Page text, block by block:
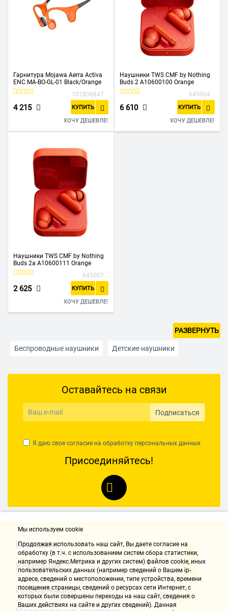
Для компьютера с микрофоном Недорогие
С Bluetooth 3.5 мм
Гарнитура Mojawa Aerra Activa
ENC MA-BO-GL-01 Black/Orange
101806847
4 215 КУПИТЬ
ХОЧУ ДЕШЕВЛЕ!
Наушники TWS CMF by Nothing
Buds 2 A10600100 Orange
645004
6 610 КУПИТЬ
ХОЧУ ДЕШЕВЛЕ!
Наушники TWS CMF by Nothing
Buds 2a A10600111 Orange
645007
2 625 КУПИТЬ
ХОЧУ ДЕШЕВЛЕ!
Беспроводные наушники Детские наушники
Для компьютера с микрофоном Для смартфонов
Наушники для телевизора Накладные наушники
Спортивные с Bluetooth
Белые Голубые Зеленые Желтые Красные
Оранжевые Розового цвета
Черного цвета Наушники 1MORE
Наушники Accesstyle Наушники A4Tech
Наушники Apple Наушники BQ Наушники Crown
РАЗВЕРНУТЬ
Оставайтесь на связи
Подписаться
Я даю свое согласие на обработку персональных данных
Присоединяйтесь!
Контакты
Компания
Информация
Мы используем cookie
Продолжая использовать наш cайт, Вы даете согласие на
обработку (в т.ч. с использованием систем сбора статистики,
например Яндекс.Метрика и других систем) файлов cookie, иных
пользовательских данных (например сведений о Вашем ip-
адресе, сведений о местоположении, типе устройства, времени
посещения страницы, сведений о ресурсах сети Интернет, с
которых были совершены переходы на наш сайт, сведения о
Ваших действиях на сайте и других сведений). Данная